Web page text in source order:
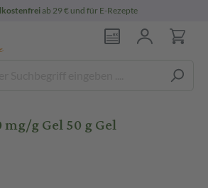
ab 29 € und für E-Rezepte
mg/g Gel 50 g Gel